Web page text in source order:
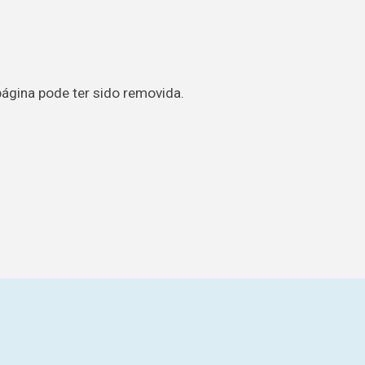
pode ter sido removida.